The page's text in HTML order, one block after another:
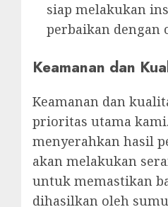
siap melakukan
perbaikan dengan
Keamanan dan
Keamanan dan
prioritas utama
menyerahkan hasil
akan melakukan
untuk memastikan
dihasilkan oleh